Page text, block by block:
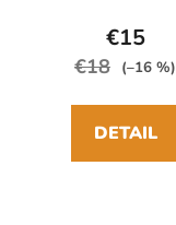
€15
€18 (–16 %)
DETAIL